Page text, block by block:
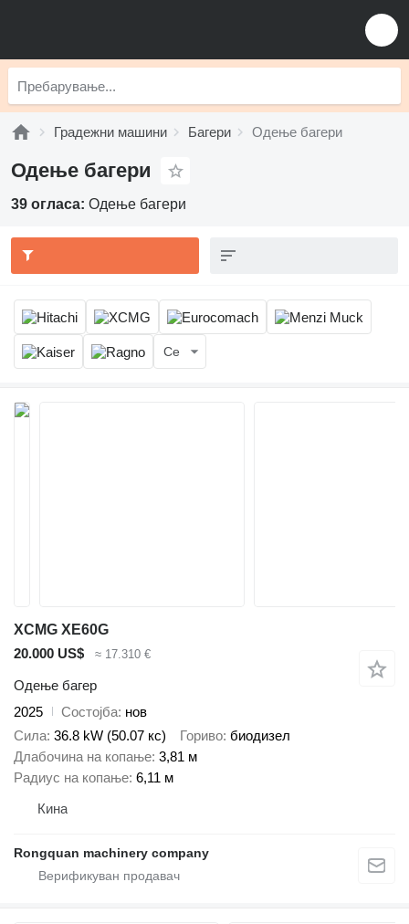
Градежни машини Багери Одење багери
Одење багери
39 огласа: Одење багери
Се
XCMG XE60G
20.000 US$
≈ 17.310 €
Одење багер
2025
Состојба нов
Сила 36.8 kW (50.07 кс) Гориво биодизел
Длабочина на копање 3,81 м
Радиус на копање 6,11 м
Кина
Rongquan machinery company